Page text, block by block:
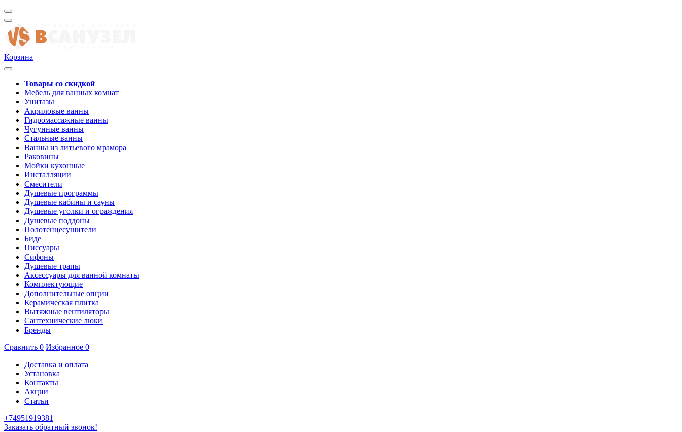
Корзина
Товары со скидкой
Мебель для ванных комнат
Унитазы
Акриловые ванны
Гидромассажные ванны
Чугунные ванны
Стальные ванны
Ванны из литьевого мрамора
Раковины
Мойки кухонные
Инсталляции
Смесители
Душевые программы
Душевые кабины и сауны
Душевые уголки и ограждения
Душевые поддоны
Полотенцесушители
Биде
Писсуары
Сифоны
Душевые трапы
Аксессуары для ванной комнаты
Комплектующие
Дополнительные опции
Керамическая плитка
Вытяжные вентиляторы
Сантехнические люки
Бренды
Сравнить 0 Избранное 0
Доставка и оплата
Установка
Контакты
Акции
Статьи
+74951919381
Заказать обратный звонок!